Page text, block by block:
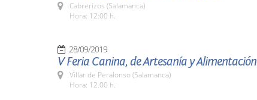
Cabrerizos (Salamanca)
Hora: 12:00 h.
28/09/2019
V Feria Canina, de Artesanía y Alimentación
Villar de Peralonso (Salamanca)
Hora: 12.00 h.